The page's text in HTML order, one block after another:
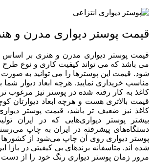
قیمت پوستر دیواری مدرن و
قیمت پوستر دیواری مدرن و هنری بر اساس
می باشد که می تواند کیفیت کاری و نوع
شود. قیمت این پوسترها را می توانید به
مناسب خریداری نمایید. هرچه ابعاد دیوار
کاغذ به کار رفته شده در پوستر نیز مرغوب تر
قیمت بالاتری هست و هرچه ابعاد دیوارتان
کاغذ نیز ضعیف تر باشد، قیمت پوستر
بیشتر پوستر دیواری‌هایی که در ایران
دستگاه‌های پیشرفته در ایران به چاپ
پوستر دیواری روی آن چاپ می‌شود از
شده اند. متاسفانه برند‌های بی کیفیتی در بازا
مرور زمان پوستر دیواری رنگ خود را از دست